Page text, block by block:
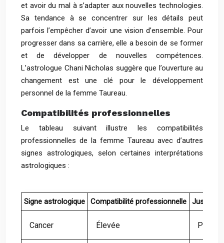
et avoir du mal à s’adapter aux nouvelles technologies.
Sa tendance à se concentrer sur les détails peut
parfois l’empêcher d’avoir une vision d’ensemble. Pour
progresser dans sa carrière, elle a besoin de se former
et de développer de nouvelles compétences.
L’astrologue Chani Nicholas suggère que l’ouverture au
changement est une clé pour le développement
personnel de la femme Taureau.
Compatibilités professionnelles
Le tableau suivant illustre les compatibilités
professionnelles de la femme Taureau avec d’autres
signes astrologiques, selon certaines interprétations
astrologiques :
Signe astrologique Compatibilité professionnelle
Cancer Élevée